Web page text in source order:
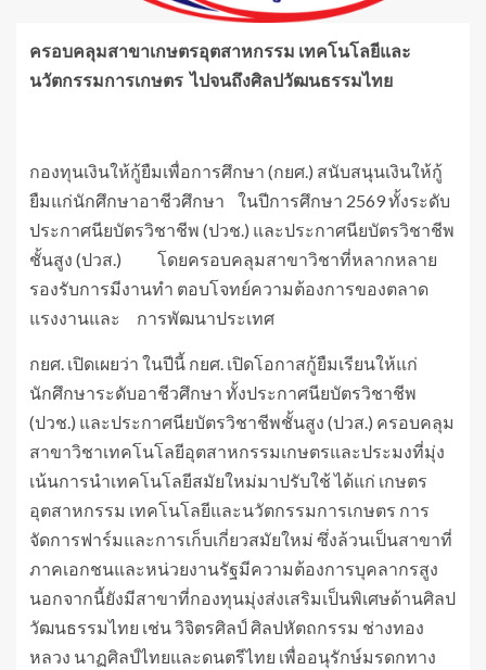
ครอบคลุมสาขาเกษตรอุตสาหกรรม เทคโนโลยีและ
นวัตกรรมการเกษตรไปจนถึงศิลปวัฒนธรรมไทย
กองทุนเงินให้กู้ยืมเพื่อการศึกษา (กยศ.) สนับสนุนเงินให้กู้
ยืมแก่นักศึกษาอาชีวศึกษา ในปีการศึกษา 2569 ทั้งระดับ
ประกาศนียบัตรวิชาชีพ (ปวช.) และประกาศนียบัตรวิชาชีพ
ชั้นสูง (ปวส.) โดยครอบคลุมสาขาวิชาที่หลากหลาย
รองรับการมีงานทำ ตอบโจทย์ความต้องการของตลาด
แรงงานและ การพัฒนาประเทศ
กยศ. เปิดเผยว่า ในปีนี้ กยศ. เปิดโอกาสกู้ยืมเรียนให้แก่
นักศึกษาระดับอาชีวศึกษา ทั้งประกาศนียบัตรวิชาชีพ
(ปวช.) และประกาศนียบัตรวิชาชีพชั้นสูง (ปวส.) ครอบคลุม
สาขาวิชาเทคโนโลยีอุตสาหกรรมเกษตรและประมงที่มุ่ง
เน้นการนำเทคโนโลยีสมัยใหม่มาปรับใช้ ได้แก่ เกษตร
อุตสาหกรรม เทคโนโลยีและนวัตกรรมการเกษตร การ
จัดการฟาร์มและการเก็บเกี่ยวสมัยใหม่ ซึ่งล้วนเป็นสาขาที่
ภาคเอกชนและหน่วยงานรัฐมีความต้องการบุคลากรสูง
นอกจากนี้ยังมีสาขาที่กองทุนมุ่งส่งเสริมเป็นพิเศษด้านศิลป
วัฒนธรรมไทย เช่น วิจิตรศิลป์ ศิลปหัตถกรรม ช่างทอง
หลวง นาฏศิลป์ไทยและดนตรีไทย เพื่ออนุรักษ์มรดกทาง